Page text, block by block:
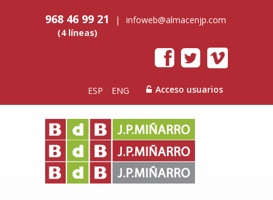
968 46 99 21 |
infoweb@almacenjp.com
(4 líneas)
Acceso usuarios
ESP ENG